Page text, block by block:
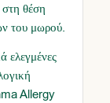
θέση
του μωρού.
ελεγμένες
Allergy